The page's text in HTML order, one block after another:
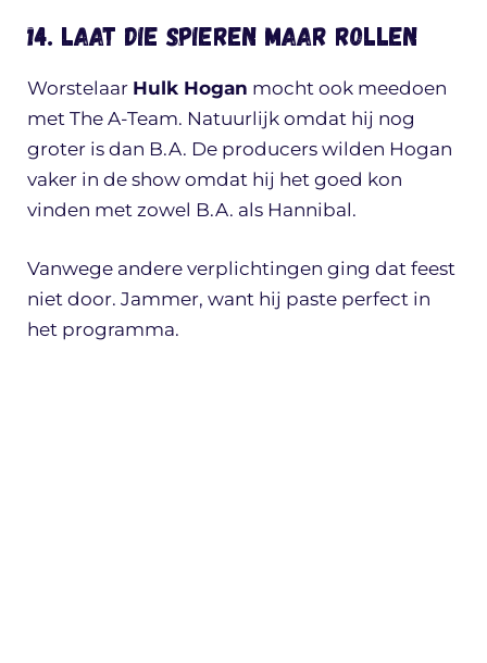
14. Laat die spieren maar rollen
Worstelaar Hulk Hogan mocht ook meedoen
met The A-Team. Natuurlijk omdat hij nog
groter is dan B.A. De producers wilden Hogan
vaker in de show omdat hij het goed kon
vinden met zowel B.A. als Hannibal.
Vanwege andere verplichtingen ging dat feest
niet door. Jammer, want hij paste perfect in
het programma.